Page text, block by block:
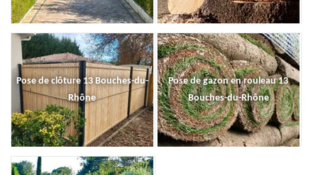
Pose de clôture 13 Bouches-du-
Rhône
Pose de gazon en rouleau 13
Bouches-du-Rhône